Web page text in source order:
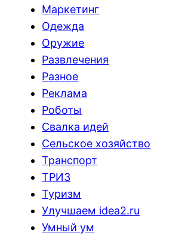
Маркетинг
Одежда
Оружие
Развлечения
Разное
Реклама
Роботы
Свалка идей
Сельское хозяйство
Транспорт
ТРИЗ
Туризм
Улучшаем idea2.ru
Умный ум